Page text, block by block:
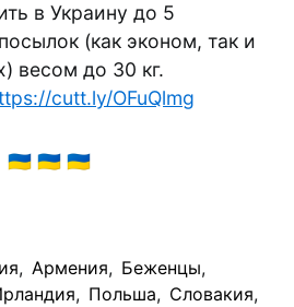
в Украину до 5
(как эконом, так и
весом до 30 кг.
cutt.ly/OFuQlmg
🇺🇦 🇺🇦 🇺🇦
, Армения, Беженцы,
, Польша, Словакия,